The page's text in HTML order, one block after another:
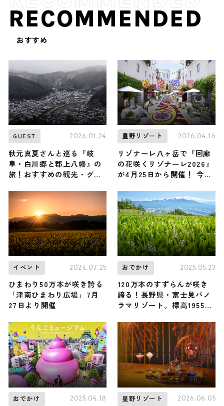
RECOMMENDED
おすすめ
GUEST 2026.01.24
秋元真夏さんと巡る『岐
阜・白川郷と郡上八幡』の
旅！おすすめの観光・グル
放送
星野リゾート 2026.04.16
リゾナーレ八ヶ岳で『回廊
の花咲くリゾナーレ2026』
が4月25日から開催！ 今年
典・全長160メートルの花
の回廊をご覧あれ｜星野リ
ゾート
イベント 2024.07.25
ひまわり50万本が咲き誇る
「津南ひまわり広場」7月
27日より開催
おでかけ 2025.05.23
120万本のすずらんが咲き
誇る！長野県・富士見パノ
ラマリゾート。標高1955ｍ
も
おでかけ 2025.04.18 星野リゾート 2026.06.05